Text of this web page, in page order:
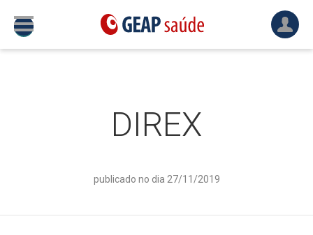
DIREX
publicado no dia 27/11/2019